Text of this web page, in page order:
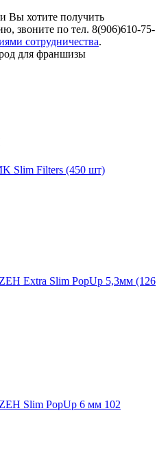
Вы хотите получить
звоните по тел. 8(906)610-75-
сотрудничества.
для франшизы
Slim Filters (450 шт)
Extra Slim PopUp 5,3мм (126
Slim PopUp 6 мм 102